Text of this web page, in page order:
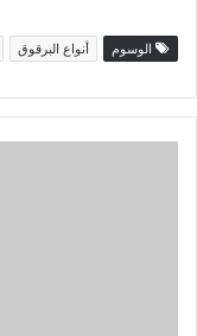
الوسوم أنواع البرقوق